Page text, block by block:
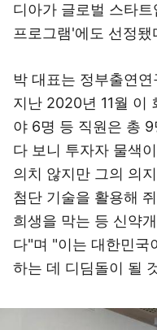
디아가 글로벌 스타
프로그램'에도 선정됐
박 대표는 정부출연
지난 2020년 11월 이
야 6명 등 직원은 총
다 보니 투자자 물색
의치 않지만 그의 의
첨단 기술을 활용해
희생을 막는 등 신약
다"며 "이는 대한민국
하는 데 디딤돌이 될